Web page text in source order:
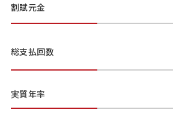
割賦元金
総支払回数
実質年率